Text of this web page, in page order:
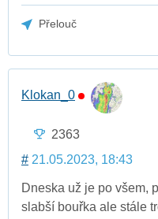
Přelouč
Klokan_0
2363
# 21.05.2023, 18:43
Dneska už je po všem,
slabší bouřka ale stále